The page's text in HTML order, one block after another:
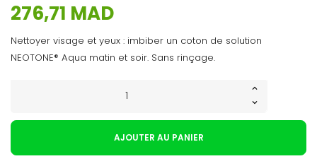
276,71 MAD
Nettoyer visage et yeux : imbiber un coton de solution
NEOTONE® Aqua matin et soir. Sans rinçage.
AJOUTER AU PANIER